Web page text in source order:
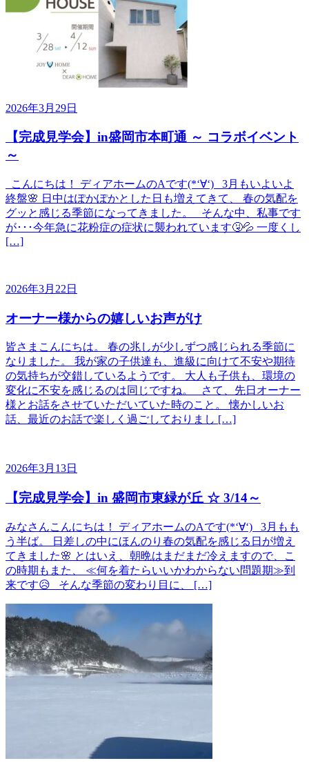
2026年3月29日
【完成見学会】in盛岡市本町通 ～ コラボイベント
～
こんにちは！ ディアホームのAです(*‘∀‘) 3月もいよいよ
終盤🌸 日中はぽかぽかとした日も増えてきて、 春の気配を
グッと感じる季節になってきました。 そんな中、私事です
が･･･今年急に花粉症の症状に襲われています🤧💦 一度くし
[…]
2026年3月22日
オーナー様からの嬉しいお声がけ
皆さまこんにちは。 春の兆しが少しずつ感じられる季節に
なりました。 我が家の子供達も、進級に向けて不安や期待
の気持ちが交錯しているようです。 大人も子供も、環境の
変化に不安を感じるのは同じですね。 さて、先日オーナー
様とお話をさせていただいていた時のこと。 懐かしいお
話、最近のお話で楽しく過ごしておりまし […]
2026年3月13日
【完成見学会】in 盛岡市東緑が丘 ☆ 3/14～
みなさんこんにちは！ ディアホームのAです(*‘∀‘) 3月もも
う半ば。 日差しの中にほんのり春の気配を感じる日が増え
てきました🌸 とはいえ、朝晩はまだまだ冷えますので、こ
の時期もまた、 ≪何を着たらいいかわからない問題期≫到
来です😥 そんな季節の変わり目に、 […]